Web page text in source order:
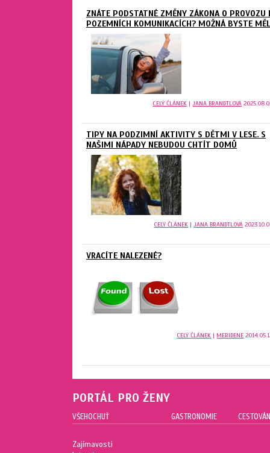
ZNÁTE PODSTATNÉ ZMĚNY ZÁKONA O PROVOZU
POZEMNÍCH KOMUNIKACÍCH? MOŽNÁ BYSTE
CELÝ ČLÁNEK |JANA BRANDTLOVÁ
TIPY NA PODZIMNÍ AKTIVITY S DĚTMI V LESE. S
NAŠIMI NÁPADY NEBUDOU CHTÍT DOMŮ
CELÝ ČLÁNEK |JANA BRANDTLOVÁ
VRACÍTE NALEZENÉ?
CELÝ ČLÁNEK | MERIDENE
PORTÁL PRO ŽENY
VŠEHOCHUŤ
Zajímavosti
GASTRONOMIE